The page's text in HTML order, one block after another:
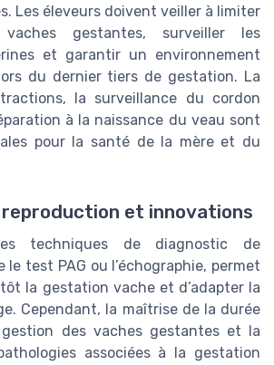
Les éleveurs doivent veiller à limiter
gestantes, surveiller les
et garantir un environnement
du dernier tiers de gestation. La
la surveillance du cordon
à la naissance du veau sont
pour la santé de la mère et du
reproduction et innovations
techniques de diagnostic de
le test PAG ou l’échographie, permet
la gestation vache et d’adapter la
Cependant, la maîtrise de la durée
des vaches gestantes et la
associées à la gestation